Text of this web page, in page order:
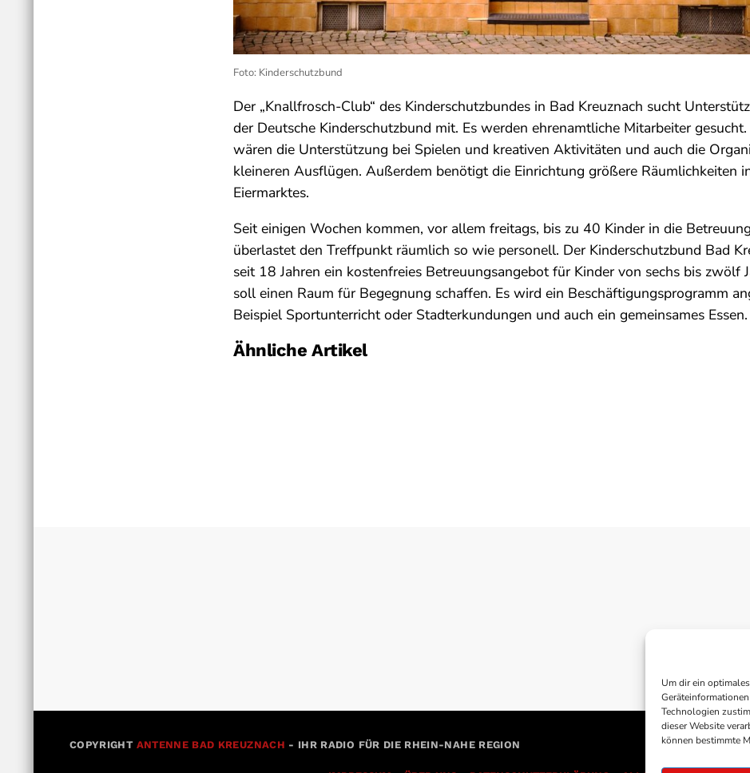
Um dir ein
Technologien
dieser Website
können bestimmte
Foto: Kinderschutzbund
Der „Knallfrosch-Club“ des Kinderschutzbundes in Bad Kreuznach sucht
der Deutsche Kinderschutzbund mit. Es werden ehrenamtliche Mitarbeiter
wären die Unterstützung bei Spielen und kreativen Aktivitäten und auch die
kleineren Ausflügen. Außerdem benötigt die Einrichtung größere Räumlichkeiten
Eiermarktes.
Seit einigen Wochen kommen, vor allem freitags, bis zu 40 Kinder in die
überlastet den Treffpunkt räumlich so wie personell. Der Kinderschutzbund Bad
seit 18 Jahren ein kostenfreies Betreuungsangebot für Kinder von sechs bis zwölf
soll einen Raum für Begegnung schaffen. Es wird ein Beschäftigungsprogramm
Beispiel Sportunterricht oder Stadterkundungen und auch ein gemeinsames Essen.
Ähnliche Artikel
COPYRIGHT ANTENNE BAD KREUZNACH - IHR RADIO FÜR DIE RHEIN-NAHE REGION